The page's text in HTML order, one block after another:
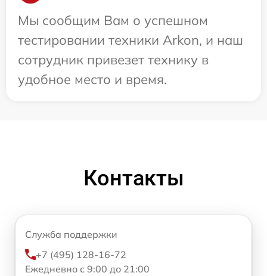
Мы сообщим Вам о успешном
тестировании техники Arkon, и наш
сотрудник привезет технику в
удобное место и время.
Контакты
Служба поддержки
+7 (495) 128-16-72
Ежедневно с 9:00 до 21:00